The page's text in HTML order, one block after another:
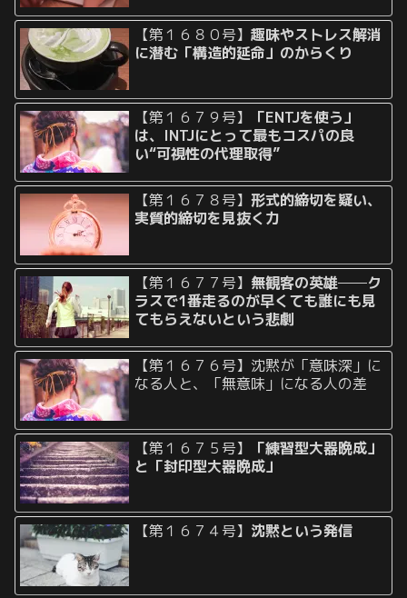
【第１６８０号】趣味やストレス解消
に潜む「構造的延命」のからくり
【第１６７９号】
「ENTJを使う」
は、INTJにとって最もコスパの良
い“可視性の代理取得”
【第１６７８号】形式的締切を疑い、
実質的締切を見抜く力
【第１６７７号】 無観客の英雄──ク
ラスで1番走るのが早くても誰にも見
てもらえないという悲劇
【第１６７６号】沈黙が「意味深」に
なる人と、「無意味」になる人の差
【第１６７５号】
「練習型大器晩成」
と「封印型大器晩成」
【第１６７４号】 沈黙という発信